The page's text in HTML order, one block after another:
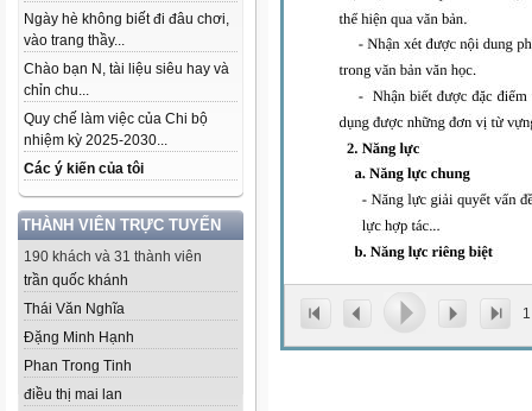
Ngày hè không biết đi đâu chơi,
vào trang thầy...
Chào bạn N, tài liệu siêu hay và
chỉn chu...
Quy chế làm việc của Chi bộ
nhiệm kỳ 2025-2030...
Các ý kiến của tôi
THÀNH VIÊN TRỰC TUYẾN
190 khách và 31 thành viên
trần quốc khánh
Thái Văn Nghĩa
Đặng Minh Hạnh
Phan Trong Tinh
điều thị mai lan
1